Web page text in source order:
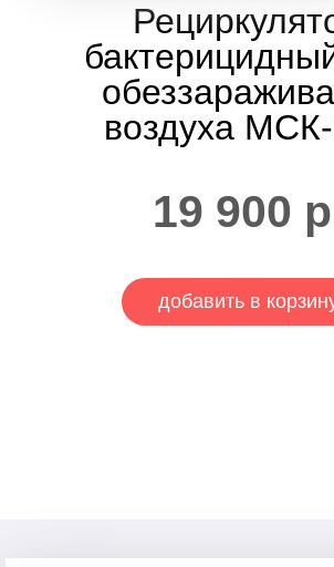
воздуха
19 900
добавить в